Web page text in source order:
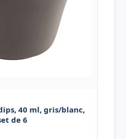
40 ml, gris/blanc,
de 6